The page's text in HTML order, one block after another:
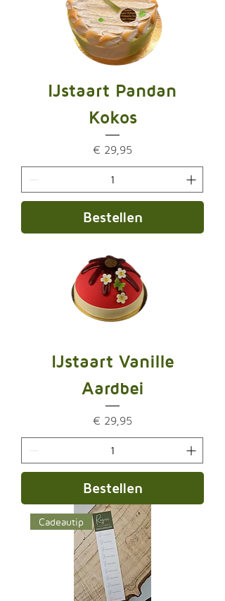
IJstaart Pandan
Kokos
Prijs
€ 29,95
Bestellen
IJstaart Vanille
Aardbei
Prijs
€ 29,95
Bestellen
Cadeautip